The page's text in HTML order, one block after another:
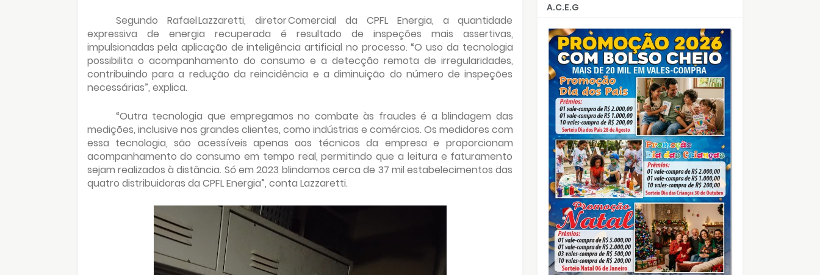
Segundo Rafael Lazzaretti, diretor Comercial da CPFL Energia, a quantidade
expressiva de energia recuperada é resultado de inspeções mais assertivas,
impulsionadas pela aplicação de inteligência artificial no processo. “O uso da tecnologia
possibilita o acompanhamento do consumo e a detecção remota de irregularidades,
contribuindo para a redução da reincidência e a diminuição do número de inspeções
necessárias”, explica.
“Outra tecnologia que empregamos no combate às fraudes é a blindagem das
medições, inclusive nos grandes clientes, como indústrias e comércios. Os medidores com
essa tecnologia, são acessíveis apenas aos técnicos da empresa e proporcionam
acompanhamento do consumo em tempo real, permitindo que a leitura e faturamento
sejam realizados à distância. Só em 2023 blindamos cerca de 37 mil estabelecimentos das
quatro distribuidoras da CPFL Energia”, conta Lazzaretti.
A.C.E.G